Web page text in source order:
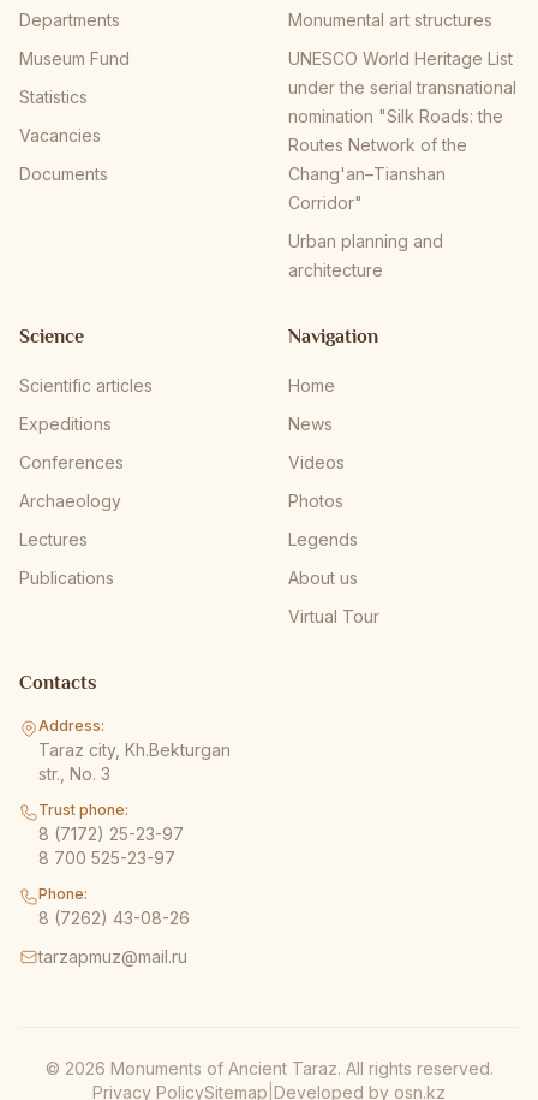
Departments
Museum Fund
Statistics
Vacancies
Documents
Monumental art structures
UNESCO World Heritage List
under the serial transnational
nomination "Silk Roads: the
Routes Network of the
Chang'an–Tianshan
Corridor"
Urban planning and
architecture
Science
Scientific articles
Expeditions
Conferences
Archaeology
Lectures
Publications
Navigation
Home
News
Videos
Photos
Legends
About us
Virtual Tour
Contacts
Address:
Taraz city, Kh.Bekturgan
str., No. 3
Trust phone:
8 (7172) 25-23-97
8 700 525-23-97
Phone:
8 (7262) 43-08-26
tarzapmuz@mail.ru
© 2026 Monuments of Ancient Taraz. All rights reserved.
Privacy PolicySitemap Developed by osn.kz